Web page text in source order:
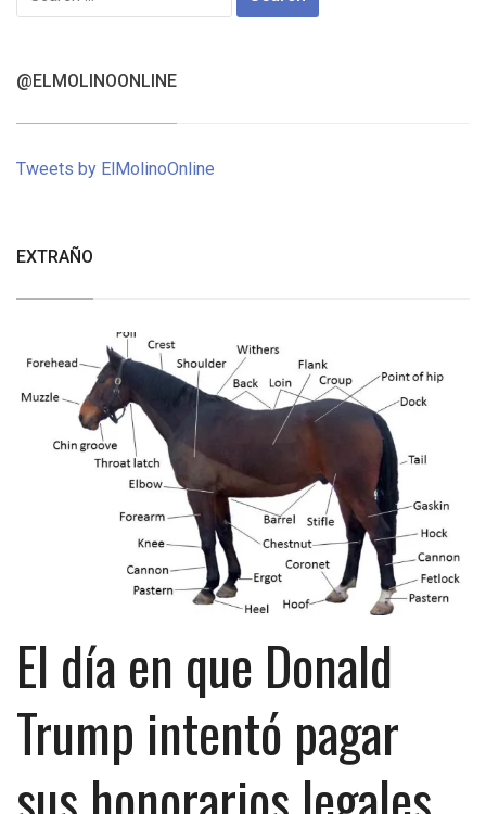
for:
@ELMOLINOONLINE
Tweets by ElMolinoOnline
EXTRAÑO
El día en que Donald
Trump intentó pagar